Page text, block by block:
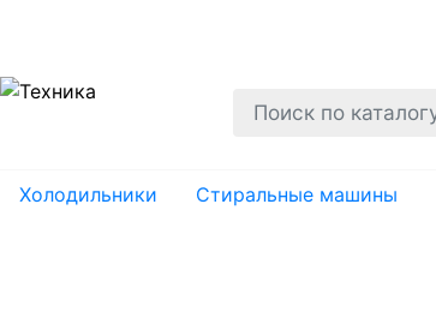
Холодильники Стиральные машины